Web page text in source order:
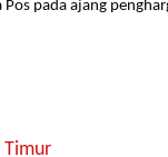
Pos pada ajang
Timur